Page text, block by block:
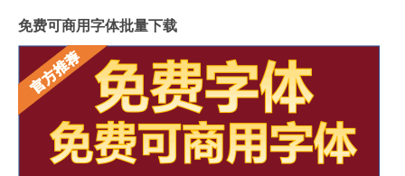
免费可商用字体批量下载